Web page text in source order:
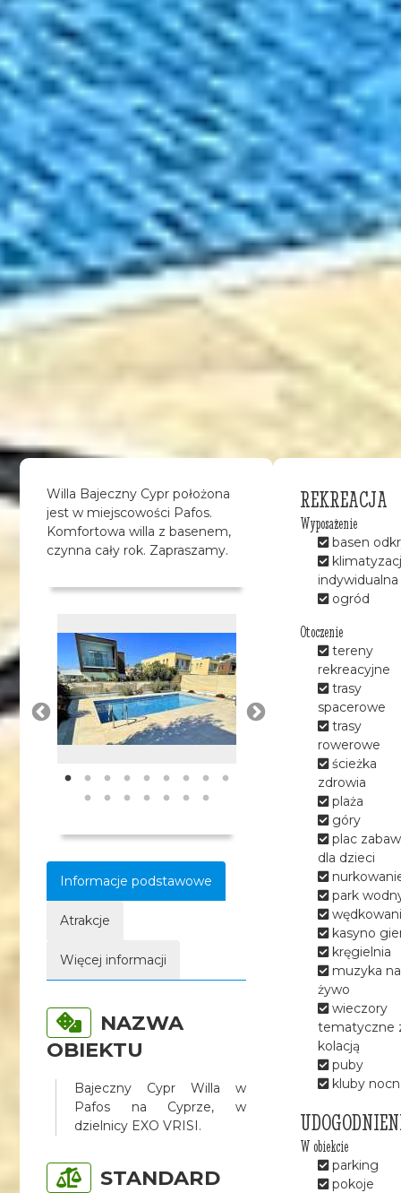
Willa Bajeczny Cypr położona
jest w miejscowości Pafos.
Komfortowa willa z basenem,
czynna cały rok. Zapraszamy.
Informacje podstawowe
Atrakcje
Więcej informacji
NAZWA
OBIEKTU
Bajeczny Cypr Willa w
Pafos na Cyprze, w
dzielnicy EXO VRISI.
STANDARD
REKREACJA
Wyposażenie
basen
indywidualna
ogród
Otoczenie
tereny
rekreacyjne
trasy
spacerowe
trasy
rowerowe
ścieżka
zdrowia
plaża
góry
plac zabaw
dla dzieci
park
kasyno
kręgielnia
muzyka na
żywo
wieczory
tematyczne
kolacją
puby
kluby
W obiekcie
parking
pokoje